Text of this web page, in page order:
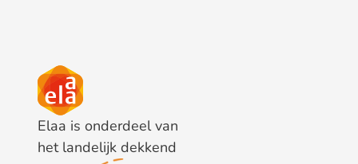
Elaa is onderdeel van
het landelijk dekkend